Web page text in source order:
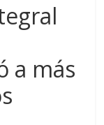
a más